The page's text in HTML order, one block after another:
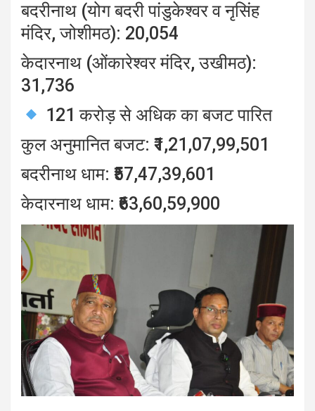
बदरीनाथ (योग बदरी पांडुकेश्वर व नृसिंह
मंदिर, जोशीमठ): 20,054
केदारनाथ (ओंकारेश्वर मंदिर, उखीमठ):
31,736
121 करोड़ से अधिक का बजट पारित
कुल अनुमानित बजट: ₹1,21,07,99,501
बदरीनाथ धाम: ₹57,47,39,601
केदारनाथ धाम: ₹63,60,59,900